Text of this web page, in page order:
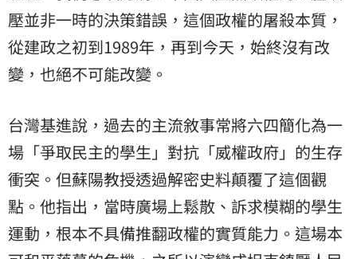
壓並非一時的決策錯誤，這個政權的屠殺本質，
從建政之初到1989年，再到今天，始終沒有改
變，也絕不可能改變。
台灣基進說，過去的主流敘事常將六四簡化為一
場「爭取民主的學生」對抗「威權政府」的生存
衝突。但蘇陽教授透過解密史料顛覆了這個觀
點。他指出，當時廣場上鬆散、訴求模糊的學生
運動，根本不具備推翻政權的實質能力。這場本